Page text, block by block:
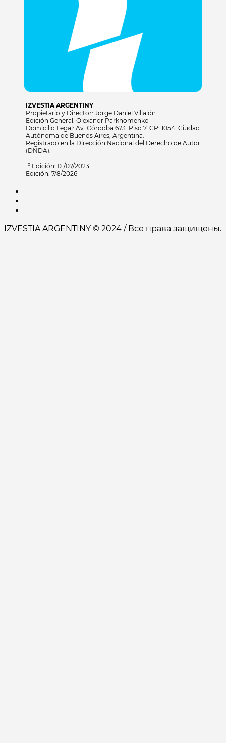
IZVESTIA ARGENTINY
Propietario y Director: Jorge Daniel Villalón
Edición General: Olexandr Parkhomenko
Domicilio Legal: Av. Córdoba 673. Piso 7. CP: 1054. Ciudad
Autónoma de Buenos Aires, Argentina.
Registrado en la Dirección Nacional del Derecho de Autor
(DNDA).
1º Edición: 01/07/2023
Edición: 7/8/2026
IZVESTIA ARGENTINY © 2024 / Все права защищены.